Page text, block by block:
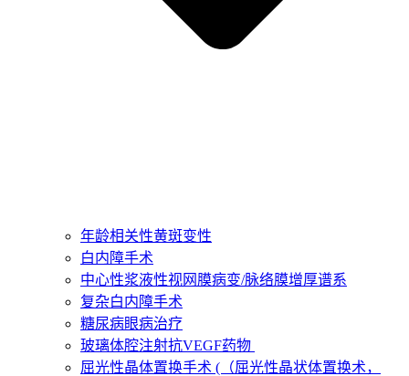
年龄相关性黄斑变性
白内障手术
中心性浆液性视网膜病变/脉络膜增厚谱系
复杂白内障手术
糖尿病眼病治疗
玻璃体腔注射抗VEGF药物​
屈光性晶体置换手术 (（屈光性晶状体置换术，